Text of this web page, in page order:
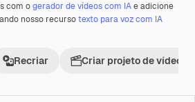
com ogerador de vídeos com IAe adicione
nosso recursotexto para voz com IA
Recriar Criar projeto de vídeo